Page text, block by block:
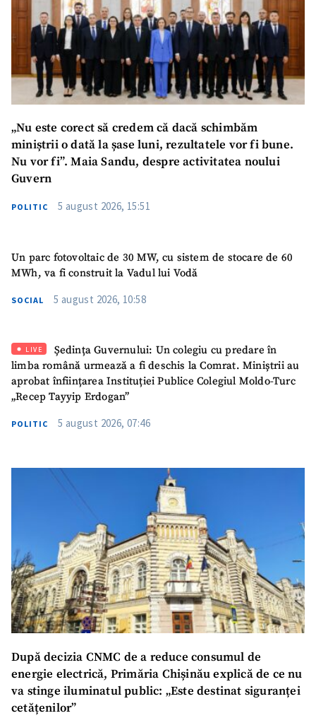
„Nu este corect să credem că dacă schimbăm
miniștrii o dată la șase luni, rezultatele vor fi bune.
Nu vor fi”. Maia Sandu, despre activitatea noului
Guvern
POLITIC 5 august 2026, 15:51
Un parc fotovoltaic de 30 MW, cu sistem de stocare de 60
MWh, va fi construit la Vadul lui Vodă
SOCIAL 5 august 2026, 10:58
LIVE
Ședința Guvernului: Un colegiu cu predare în
limba română urmează a fi deschis la Comrat. Miniștrii au
aprobat înființarea Instituției Publice Colegiul Moldo-Turc
„Recep Tayyip Erdogan”
POLITIC 5 august 2026, 07:46
După decizia CNMC de a reduce consumul de
energie electrică, Primăria Chișinău explică de ce nu
va stinge iluminatul public: „Este destinat siguranței
cetățenilor”